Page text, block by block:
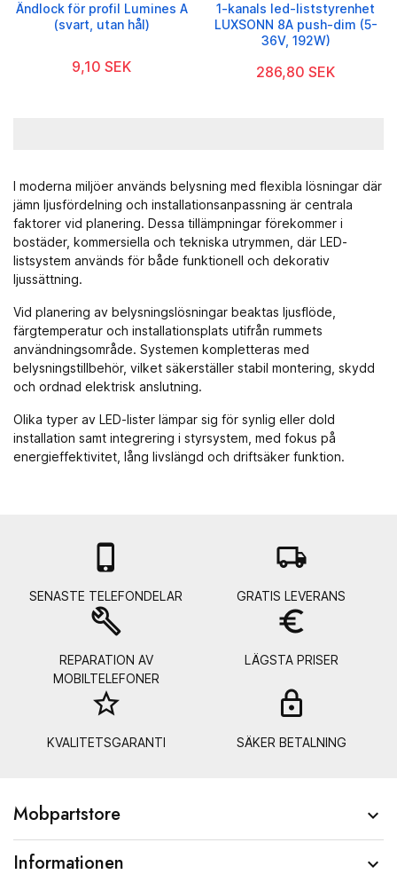
Ändlock för profil Lumines A
(svart, utan hål)
9,10 SEK
1-kanals led-liststyrenhet
LUXSONN 8A push-dim (5-
36V, 192W)
286,80 SEK
I moderna miljöer används belysning med flexibla lösningar där
jämn ljusfördelning och installationsanpassning är centrala
faktorer vid planering. Dessa tillämpningar förekommer i
bostäder, kommersiella och tekniska utrymmen, där LED-
listsystem används för både funktionell och dekorativ
ljussättning.
Vid planering av belysningslösningar beaktas ljusflöde,
färgtemperatur och installationsplats utifrån rummets
användningsområde. Systemen kompletteras med
belysningstillbehör, vilket säkerställer stabil montering, skydd
och ordnad elektrisk anslutning.
Olika typer av LED-lister lämpar sig för synlig eller dold
installation samt integrering i styrsystem, med fokus på
energieffektivitet, lång livslängd och driftsäker funktion.

SENASTE TELEFONDELAR
local_shipping
GRATIS LEVERANS
build
REPARATION AV
MOBILTELEFONER
euro_symbol
LÄGSTA PRISER
star_border
KVALITETSGARANTI SÄKER BETALNING
Mobpartstore 
Informationen 